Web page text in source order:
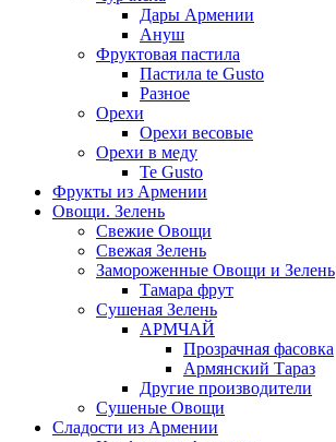
Дары Армении
Ануш
Фруктовая пастила
Пастила te Gusto
Разное
Орехи
Орехи весовые
Орехи в меду
Te Gusto
Фрукты из Армении
Овощи. Зелень
Свежие Овощи
Свежая Зелень
Замороженные Овощи и Зелень
Тамара фрут
Сушеная Зелень
АРМЧАЙ
Прозрачная фасовка
Армянский Тараз
Другие производители
Сушеные Овощи
Сладости из Армении